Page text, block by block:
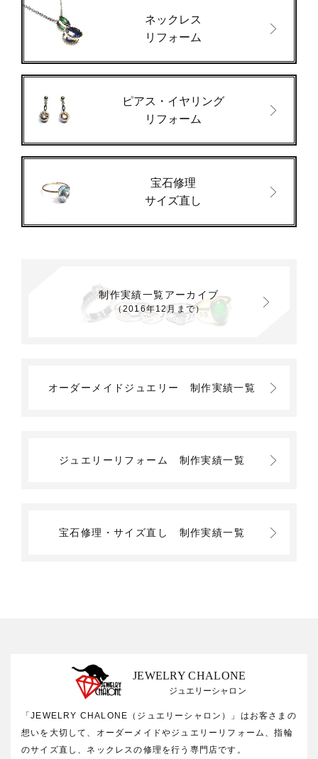
ネックレス
リフォーム
ピアス・イヤリング
リフォーム
宝石修理
サイズ直し
制作実績一覧アーカイブ
（2016年12月まで）
オーダーメイドジュエリー 制作実績一覧
ジュエリーリフォーム 制作実績一覧
宝石修理・サイズ直し 制作実績一覧
JEWELRY CHALONE
ジュエリーシャロン
「JEWELRY CHALONE（ジュエリーシャロン）」はお客さまの
想いを大切して、オーダーメイドやジュエリーリフォーム、指輪
のサイズ直し、ネックレスの修理を行う専門店です。